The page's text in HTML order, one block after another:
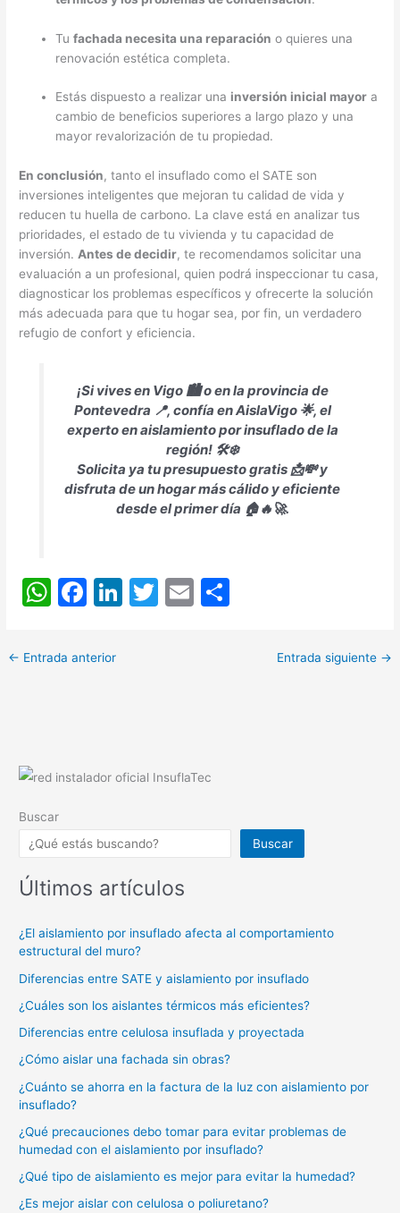
Tufachada necesita una reparación o quieres una
renovación estética completa.
Estás dispuesto a realizar una inversión inicial mayor a
cambio de beneficios superiores a largo plazo y una
mayor revalorización de tu propiedad.
En conclusión, tanto el insuflado como el SATE son
inversiones inteligentes que mejoran tu calidad de vida y
reducen tu huella de carbono. La clave está en analizar tus
prioridades, el estado de tu vivienda y tu capacidad de
inversión.Antes de decidir, te recomendamos solicitar una
evaluación a un profesional, quien podrá inspeccionar tu casa,
diagnosticar los problemas específicos y ofrecerte la solución
más adecuada para que tu hogar sea, por fin, un verdadero
refugio de confort y eficiencia.
¡Si vives en Vigo 🏙️ o en la provincia de
Pontevedra 📍, confía en AislaVigo 🌟, el
experto en aislamiento por insuflado de la
región! 🛠️❄️
Solicita ya tu presupuesto gratis 📩💸 y
disfruta de un hogar más cálido y eficiente
desde el primer día 🏠🔥🚀.
W
at
p
F
c
o
k
Li T
E
← Entrada anterior Entrada siguiente →
Buscar
Buscar
Últimos artículos
¿El aislamiento por insuflado afecta al comportamiento
estructural del muro?
Diferencias entre SATE y aislamiento por insuflado
¿Cuáles son los aislantes térmicos más eficientes?
Diferencias entre celulosa insuflada y proyectada
¿Cómo aislar una fachada sin obras?
¿Cuánto se ahorra en la factura de la luz con aislamiento por
insuflado?
¿Qué precauciones debo tomar para evitar problemas de
humedad con el aislamiento por insuflado?
¿Qué tipo de aislamiento es mejor para evitar la humedad?
¿Es mejor aislar con celulosa o poliuretano?